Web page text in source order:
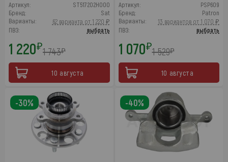
Артикул:
ST517202H000
Бренд:
Sat
Варианты:
62 варианта от 1 220 ₽
ПВЗ:
выбрать
1 220₽1 743₽
10 августа
Артикул:
PSP609
Бренд:
Patron
Варианты:
13 вариантов от 1 070 ₽
ПВЗ:
выбрать
1 070₽1 529₽
10 августа
-30% -40%